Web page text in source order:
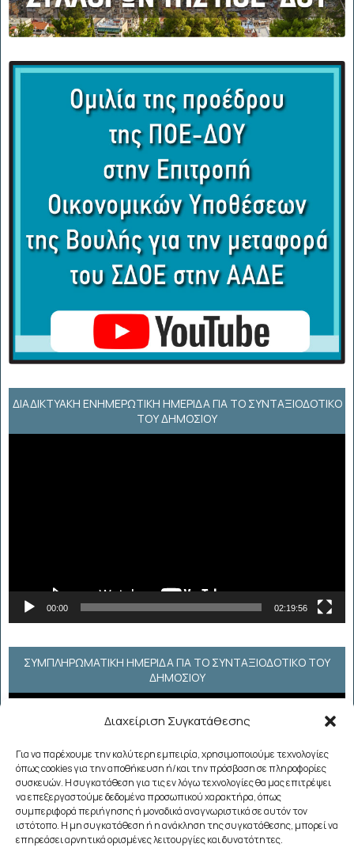
Διαχείριση Συγκατάθεσης
Για να παρέχουμε την καλύτερη εμπειρία, χρησιμοποιούμε τεχνολογίες
όπως cookies για την αποθήκευση ή/και την πρόσβαση σε πληροφορίες
συσκευών. Η συγκατάθεση για τις εν λόγω τεχνολογίες θα μας επιτρέψει
να επεξεργαστούμε δεδομένα προσωπικού χαρακτήρα, όπως
συμπεριφορά περιήγησης ή μοναδικά αναγνωριστικά σε αυτόν τον
ιστότοπο. Η μη συγκατάθεση ή η ανάκληση της συγκατάθεσης, μπορεί να
επηρεάσει αρνητικά ορισμένες λειτουργίες και δυνατότητες.
ΔΙΑΔΙΚΤΥΑΚΉ ΕΝΗΜΕΡΩΤΙΚΉ ΗΜΕΡΊΔΑ ΓΙΑ ΤΟ ΣΥΝΤΑΞΙΟΔΟΤΙΚΌ
ΤΟΥ ΔΗΜΟΣΊΟΥ
00:00 02:19:56
ΣΥΜΠΛΗΡΩΜΑΤΙΚΗ ΗΜΕΡΙΔΑ ΓΙΑ ΤΟ ΣΥΝΤΑΞΙΟΔΟΤΙΚΟ ΤΟΥ
ΔΗΜΟΣΙΟΥ
Πρόγραμμα